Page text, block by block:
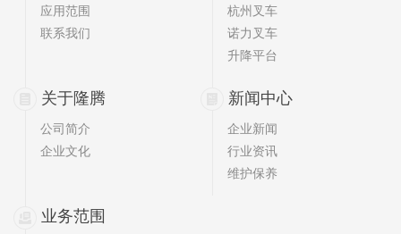
应用范围
联系我们
杭州叉车
诺力叉车
升降平台
关于隆腾
公司简介
企业文化
新闻中心
企业新闻
行业资讯
维护保养
业务范围